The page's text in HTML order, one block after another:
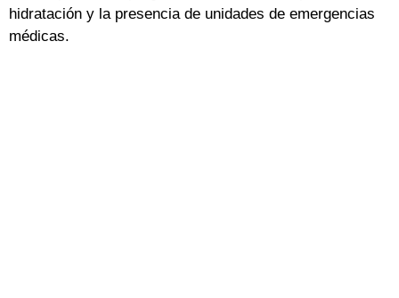
hidratación y la presencia de unidades de emergencias
médicas.